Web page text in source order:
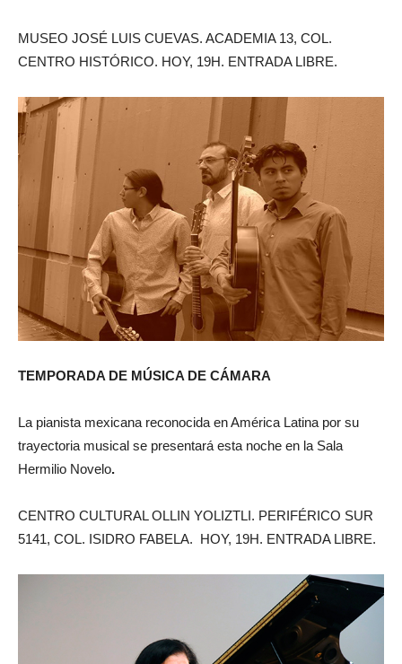
MUSEO JOSÉ LUIS CUEVAS. ACADEMIA 13, COL.
CENTRO HISTÓRICO. HOY, 19H. ENTRADA LIBRE.
TEMPORADA DE MÚSICA DE CÁMARA
La pianista mexicana reconocida en América Latina por su
trayectoria musical se presentará esta noche en la Sala
Hermilio Novelo.
CENTRO CULTURAL OLLIN YOLIZTLI. PERIFÉRICO SUR
5141, COL. ISIDRO FABELA. HOY, 19H. ENTRADA LIBRE.